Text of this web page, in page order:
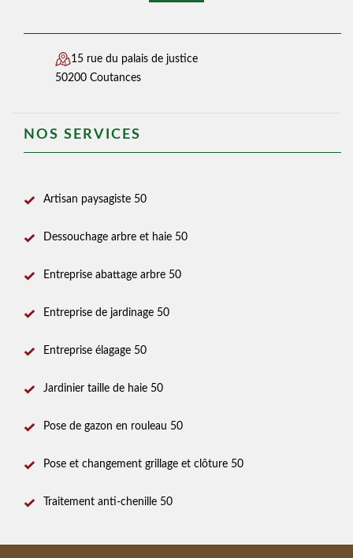
15 rue du palais de justice
50200 Coutances
NOS SERVICES
Artisan paysagiste 50
Dessouchage arbre et haie 50
Entreprise abattage arbre 50
Entreprise de jardinage 50
Entreprise élagage 50
Jardinier taille de haie 50
Pose de gazon en rouleau 50
Pose et changement grillage et clôture 50
Traitement anti-chenille 50